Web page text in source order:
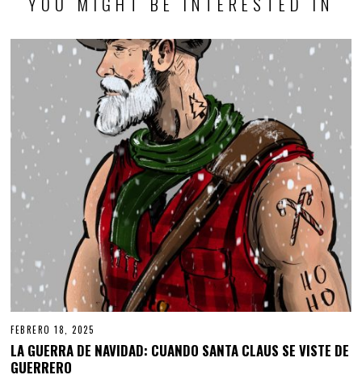
FEBRERO 18, 2025
LA GUERRA DE NAVIDAD: CUANDO SANTA CLAUS SE VISTE DE
GUERRERO